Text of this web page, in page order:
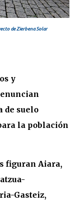
de Zierbena Solar
y
de suelo
la población
figuran Aiara,
Gasteiz,